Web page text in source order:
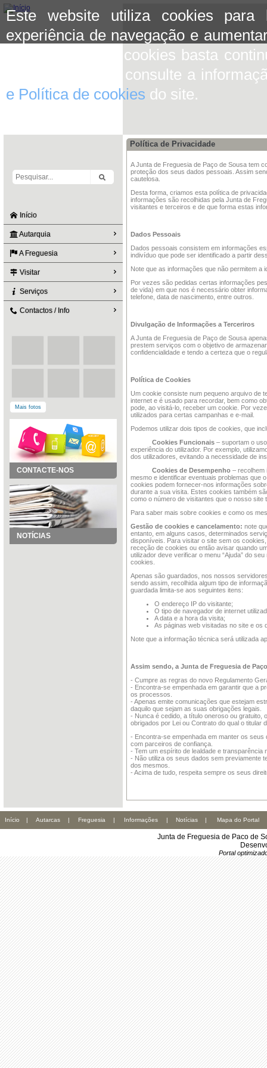
Este website utiliza cookies para
experiência de navegação e
aceitar o uso de cookies basta
mais informação consulte a
e Política de cookies do site.
Início
Autarquia
A Freguesia
Visitar
Serviços
Contactos / Info
Mais fotos
CONTACTE-NOS
NOTÍCIAS
Política de Privacidade
A Junta de Freguesia de Paço de Sousa tem
proteção dos seus dados pessoais. Assim
cautelosa.
Desta forma, criamos esta política de
informações são recolhidas pela Junta de
visitantes e terceiros e de que forma estas
Dados Pessoais
Dados pessoais consistem em informações
indivíduo que pode ser identificado a partir
Note que as informações que não permitem a
Por vezes são pedidas certas informações
de vida) em que nos é necessário obter
telefone, data de nascimento, entre outros.
Divulgação de Informações a Terceriros
A Junta de Freguesia de Paço de Sousa
prestem serviços com o objetivo de
confidencialidade e tendo a certeza que o
Política de Cookies
Um cookie consiste num pequeno arquivo de
internet e é usado para recordar, bem como
pode, ao visitá-lo, receber um cookie. Por
utilizados para certas campanhas e e-mail.
Podemos utilizar dois tipos de cookies, que
Cookies Funcionais – suportam o
experiência do utilizador. Por exemplo,
dos utilizadores, evitando a necessidade de
Cookies de Desempenho – recolhem
mesmo e identificar eventuais problemas que
cookies podem fornecer-nos informações
durante a sua visita. Estes cookies também
como o número de visitantes que o nosso site
Para saber mais sobre cookies e como os
Gestão de cookies e cancelamento: note
entanto, em alguns casos, determinados
disponíveis. Para visitar o site sem os
receção de cookies ou então avisar quando
utilizador deve verificar o menu “Ajuda” do
cookies.
Apenas são guardados, nos nossos
sendo assim, recolhida algum tipo de
guardada limita-se aos seguintes itens:
O endereço IP do visitante;
O tipo de navegador de internet
A data e a hora da visita;
As páginas web visitadas no site e os
Note que a informação técnica será utilizada
Assim sendo, a Junta de Freguesia de
- Cumpre as regras do novo Regulamento
- Encontra-se empenhada em garantir que a
os processos.
- Apenas emite comunicações que estejam
daquilo que sejam as suas obrigações legais.
- Nunca é cedido, a título oneroso ou
obrigados por Lei ou Contrato do qual o titular
- Encontra-se empenhada em manter os
com parceiros de confiança.
- Tem um espírito de lealdade e
- Não utiliza os seus dados sem previamente
dos mesmos.
- Acima de tudo, respeita sempre os seus
Início | Autarcas | Freguesia | Informações | Notícias | Mapa do Portal
Junta de Freguesia de Paco de
Portal